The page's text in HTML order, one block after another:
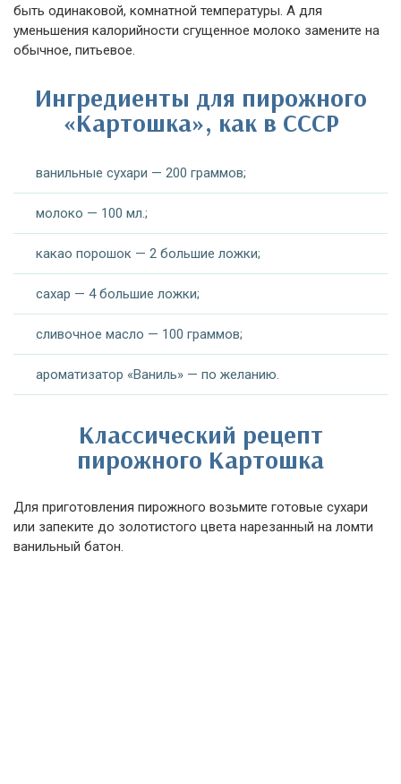
быть одинаковой, комнатной температуры. А для
уменьшения калорийности сгущенное молоко замените на
обычное, питьевое.
Ингредиенты для пирожного
«Картошка», как в СССР
ванильные сухари — 200 граммов;
молоко — 100 мл.;
какао порошок — 2 большие ложки;
сахар — 4 большие ложки;
сливочное масло — 100 граммов;
ароматизатор «Ваниль» — по желанию.
Классический рецепт
пирожного Картошка
Для приготовления пирожного возьмите готовые сухари
или запеките до золотистого цвета нарезанный на ломти
ванильный батон.